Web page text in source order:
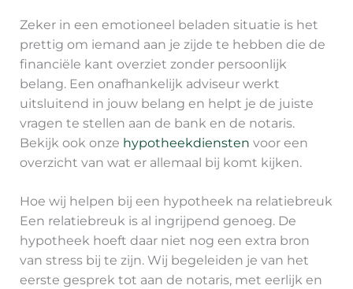
Zeker in een emotioneel beladen situatie is het
prettig om iemand aan je zijde te hebben die de
financiële kant overziet zonder persoonlijk
belang. Een onafhankelijk adviseur werkt
uitsluitend in jouw belang en helpt je de juiste
vragen te stellen aan de bank en de notaris.
Bekijk ook onze hypotheekdiensten voor een
overzicht van wat er allemaal bij komt kijken.
Hoe wij helpen bij een hypotheek na relatiebreuk
Een relatiebreuk is al ingrijpend genoeg. De
hypotheek hoeft daar niet nog een extra bron
van stress bij te zijn. Wij begeleiden je van het
eerste gesprek tot aan de notaris, met eerlijk en